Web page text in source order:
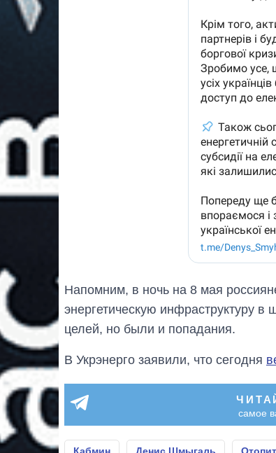
Напомним, в ночь на 8 мая
энергетическую инфраструктуру
целей, но были и попадания.
В Укрэнерго заявили, что сегодня
самое